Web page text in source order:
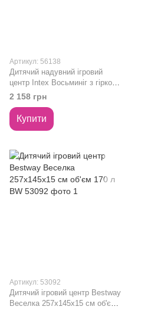
Артикул: 56138
Дитячий надувний ігровий
центр Intex Восьминіг з гіркою
та навісом 234х183х150см
об'єм 229л 56138
2 158 грн
Купити
Артикул: 53092
Дитячий ігровий центр Bestway
Веселка 257х145х15 см об'єм